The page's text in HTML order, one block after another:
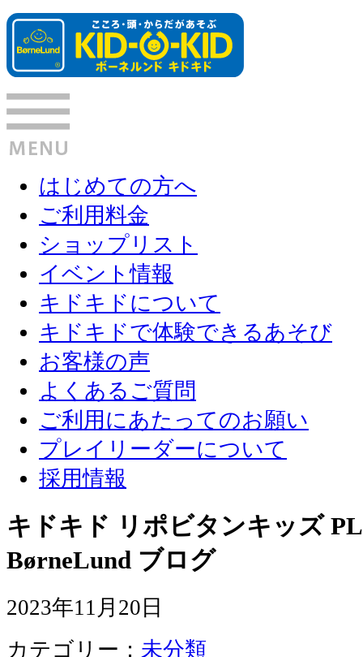
はじめての方へ
ご利用料金
ショップリスト
イベント情報
キドキドについて
キドキドで体験できるあそび
お客様の声
よくあるご質問
ご利用にあたってのお願い
プレイリーダーについて
採用情報
キドキド リポビタンキッズ
BørneLund ブログ
2023年11月20日
カテゴリー： 未分類